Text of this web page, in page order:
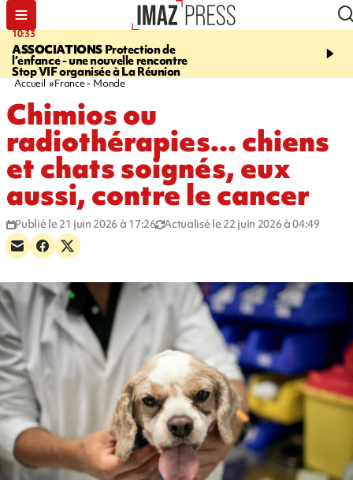
10:33
ASSOCIATIONSProtection de
l’enfance - une nouvelle rencontre
Stop VIF organisée à La Réunion
15:03
Vaste feu
l'ouest du pays, 20.000
Accueil France - Monde
Chimios ou
radiothérapies... chiens
et chats soignés, eux
aussi, contre le cancer
Publié le 21 juin 2026 à 17:26 Actualisé le 22 juin 2026 à 04:49